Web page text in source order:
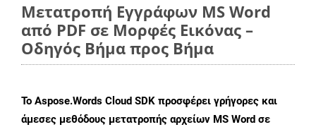
Μετατροπή Εγγράφων MS Word
από PDF σε Μορφές Εικόνας –
Οδηγός Βήμα προς Βήμα
Το Aspose.Words Cloud SDK προσφέρει γρήγορες και
άμεσες μεθόδους μετατροπής αρχείων MS Word σε